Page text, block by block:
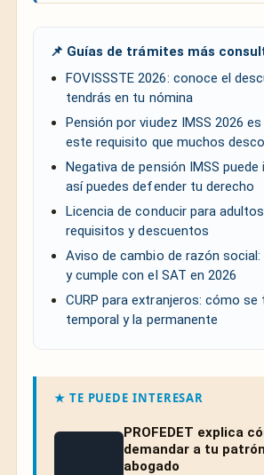
📌 Guías de trámites más
FOVISSSTE 2026: conoce el
tendrás en tu nómina
Pensión por viudez IMSS 2026
este requisito que muchos
Negativa de pensión IMSS puede
así puedes defender tu derecho
Licencia de conducir para
requisitos y descuentos
Aviso de cambio de razón
y cumple con el SAT en 2026
CURP para extranjeros: cómo se
temporal y la permanente
★ TE PUEDE INTERESAR
PROFEDET explica
demandar a tu
abogado